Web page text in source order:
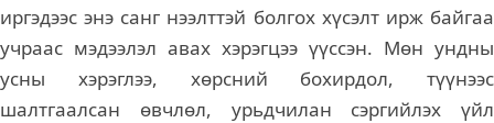
иргэдээс энэ санг нээлттэй болгох хүсэлт ирж байгаа
учраас мэдээлэл авах хэрэгцээ үүссэн. Мөн ундны
усны хэрэглээ, хөрсний бохирдол, түүнээс
шалтгаалсан өвчлөл, урьдчилан сэргийлэх үйл